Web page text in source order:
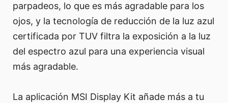
parpadeos, lo que es más agradable para los
ojos, y la tecnología de reducción de la luz azul
certificada por TUV filtra la exposición a la luz
del espectro azul para una experiencia visual
más agradable.
La aplicación MSI Display Kit añade más a tu